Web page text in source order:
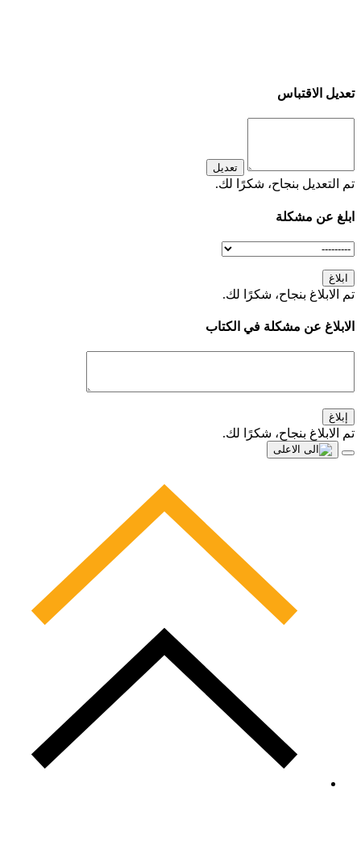
تعديل الاقتباس
تعديل
تم التعديل بنجاح، شكرًا لك.
ابلغ عن مشكلة
ابلاغ
تم الابلاغ بنجاح، شكرًا لك.
الابلاغ عن مشكلة في الكتاب
إبلاغ
تم الابلاغ بنجاح، شكرًا لك.